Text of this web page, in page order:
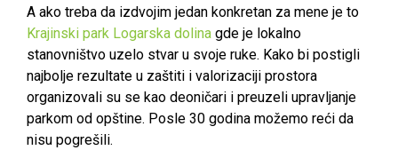
A ako treba da izdvojim jedan konkretan za mene je to
Krajinski park Logarska dolina gde je lokalno
stanovništvo uzelo stvar u svoje ruke. Kako bi postigli
najbolje rezultate u zaštiti i valorizaciji prostora
organizovali su se kao deoničari i preuzeli upravljanje
parkom od opštine. Posle 30 godina možemo reći da
nisu pogrešili.